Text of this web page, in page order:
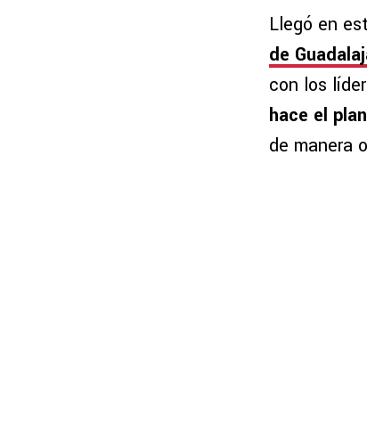
Llegó en
de
con los
hace el
de manera